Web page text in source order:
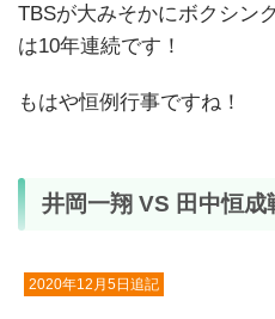
TBSが大みそかにボクシン
は10年連続です！
もはや恒例行事ですね！
井岡一翔 VS 田中恒成
2020年12月5日追記